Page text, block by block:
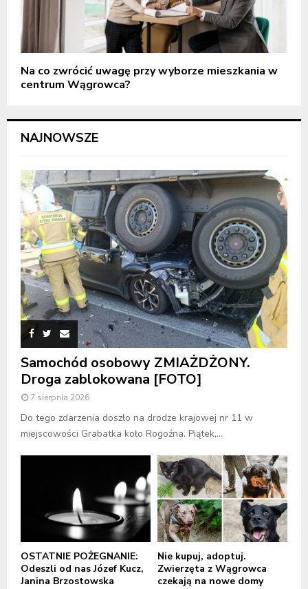
Na co zwrócić uwagę przy wyborze mieszkania w
centrum Wągrowca?
NAJNOWSZE
Samochód osobowy ZMIAŻDŻONY.
Droga zablokowana [FOTO]
7 sierpnia 2026
Do tego zdarzenia doszło na drodze krajowej nr 11 w
miejscowości Grabatka koło Rogoźna. Piątek,...
OSTATNIE POŻEGNANIE:
Odeszli od nas Józef Kucz,
Janina Brzostowska
Nie kupuj, adoptuj.
Zwierzęta z Wągrowca
czekają na nowe domy